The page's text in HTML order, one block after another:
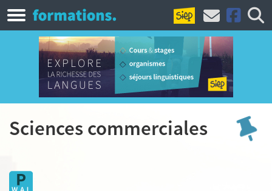
Sciences commerciales